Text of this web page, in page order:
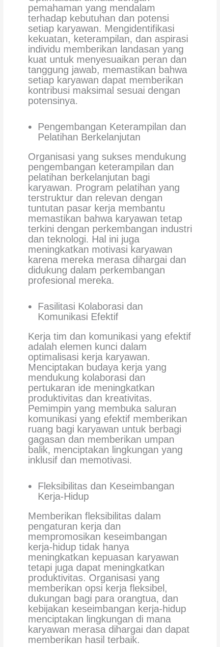
pemahaman yang mendalam
terhadap kebutuhan dan potensi
setiap karyawan. Mengidentifikasi
kekuatan, keterampilan, dan aspirasi
individu memberikan landasan yang
kuat untuk menyesuaikan peran dan
tanggung jawab, memastikan bahwa
setiap karyawan dapat memberikan
kontribusi maksimal sesuai dengan
potensinya.
Pengembangan Keterampilan dan
Pelatihan Berkelanjutan
Organisasi yang sukses mendukung
pengembangan keterampilan dan
pelatihan berkelanjutan bagi
karyawan. Program pelatihan yang
terstruktur dan relevan dengan
tuntutan pasar kerja membantu
memastikan bahwa karyawan tetap
terkini dengan perkembangan industri
dan teknologi. Hal ini juga
meningkatkan motivasi karyawan
karena mereka merasa dihargai dan
didukung dalam perkembangan
profesional mereka.
Fasilitasi Kolaborasi dan
Komunikasi Efektif
Kerja tim dan komunikasi yang efektif
adalah elemen kunci dalam
optimalisasi kerja karyawan.
Menciptakan budaya kerja yang
mendukung kolaborasi dan
pertukaran ide meningkatkan
produktivitas dan kreativitas.
Pemimpin yang membuka saluran
komunikasi yang efektif memberikan
ruang bagi karyawan untuk berbagi
gagasan dan memberikan umpan
balik, menciptakan lingkungan yang
inklusif dan memotivasi.
Fleksibilitas dan Keseimbangan
Kerja-Hidup
Memberikan fleksibilitas dalam
pengaturan kerja dan
mempromosikan keseimbangan
kerja-hidup tidak hanya
meningkatkan kepuasan karyawan
tetapi juga dapat meningkatkan
produktivitas. Organisasi yang
memberikan opsi kerja fleksibel,
dukungan bagi para orangtua, dan
kebijakan keseimbangan kerja-hidup
menciptakan lingkungan di mana
karyawan merasa dihargai dan dapat
memberikan hasil terbaik.